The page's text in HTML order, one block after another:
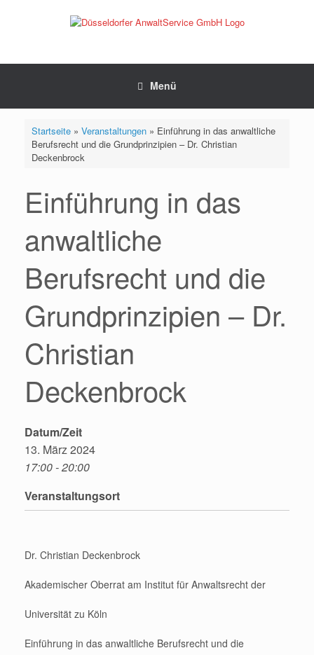
Menü
Startseite» Veranstaltungen» Einführung in das anwaltliche
Berufsrecht und die Grundprinzipien – Dr. Christian
Deckenbrock
Einführung in das
anwaltliche
Berufsrecht und die
Grundprinzipien – Dr.
Christian
Deckenbrock
Datum/Zeit
13. März 2024
17:00 - 20:00
Veranstaltungsort
Dr. Christian Deckenbrock
Akademischer Oberrat am Institut für Anwaltsrecht der
Universität zu Köln
Einführung in das anwaltliche Berufsrecht und die